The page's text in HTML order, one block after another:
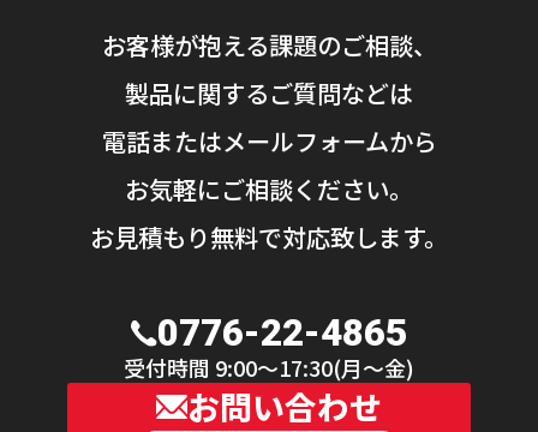
お客様が抱える課題のご相談、
製品に関するご質問などは
電話またはメールフォームから
お気軽にご相談ください。
お見積もり無料で対応致します。
0776-22-4865
受付時間 9:00〜17:30(月〜金)
お問い合わせ